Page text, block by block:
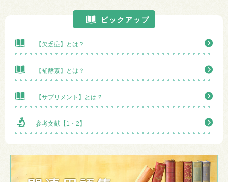
ピックアップ
【欠乏症】とは？
【補酵素】とは？
【サプリメント】とは？
参考文献【1・2】